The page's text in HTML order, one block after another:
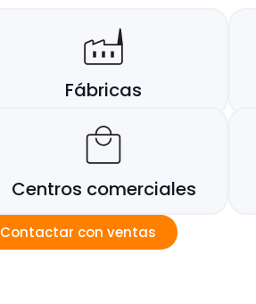
Fábricas
Centros comerciales
Contactar con ventas